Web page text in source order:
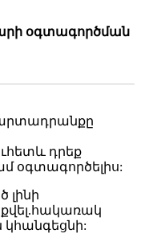
օգտագործման
արտադրանքը
դրեք
օգտագործելիս:
լինի